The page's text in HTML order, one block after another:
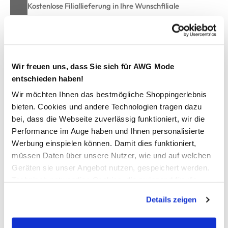
Wir freuen uns, dass Sie sich für AWG Mode
entschieden haben!
Wir möchten Ihnen das bestmögliche Shoppingerlebnis
bieten. Cookies und andere Technologien tragen dazu
bei, dass die Webseite zuverlässig funktioniert, wir die
Performance im Auge haben und Ihnen personalisierte
Werbung einspielen können. Damit dies funktioniert,
müssen Daten über unsere Nutzer, wie und auf welchen
Geräten sie unser Angebot nutzen, gespeichert werden.
werden, werden bei der Nutzung der Webseite auf jeden
Fall gesetzt. Cookies von Drittanbietern für Analyse- oder
Details zeigen
Kostenlose Filiallieferung in Ihre Wunschfiliale
Damen Bluse mit Streifen
hübsche Streifenbluse von Sure
mit Serafino-Ausschnitt
Tasche auf linker Brust
3/4 Ärmel, verstellbar mit Riegel und Knopf
leichtes Material
AWG Artikelnummer